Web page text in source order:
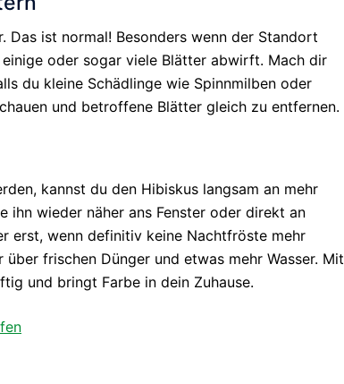
Das ist normal! Besonders wenn der Standort
oder sogar viele Blätter abwirft. Mach dir
du kleine Schädlinge wie Spinnmilben oder
und betroffene Blätter gleich zu entfernen.
kannst du den Hibiskus langsam an mehr
ihn wieder näher ans Fenster oder direkt an
erst, wenn definitiv keine Nachtfröste mehr
frischen Dünger und etwas mehr Wasser. Mit
und bringt Farbe in dein Zuhause.